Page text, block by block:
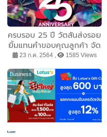
ครบรอบ 25 ปี วัตสันส่งรอย
ยิ้มแทนคำขอบคุณลูกค้า จัด
หนักทองคำ พร้อมโปรฯ สุด
คุ้ม ได้ลด ได้ลุ้น จุใจตลอด
ทั้งเดือน
23 ก.ค. 2564 , 1585 Views
Business